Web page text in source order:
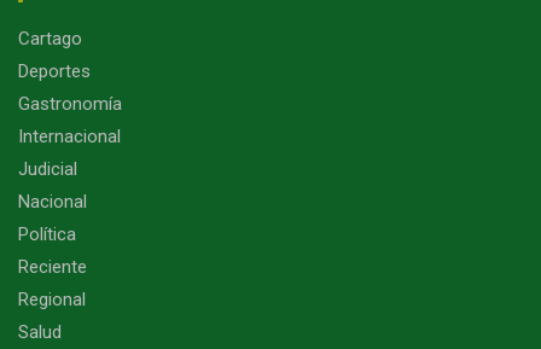
Cartago
Deportes
Gastronomía
Internacional
Judicial
Nacional
Política
Reciente
Regional
Salud